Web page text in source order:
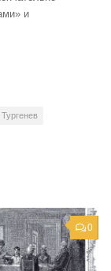
и
0